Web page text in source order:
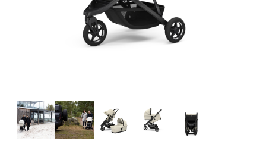
Kampagner
Tips til gaver
Sol og svømning
Guide